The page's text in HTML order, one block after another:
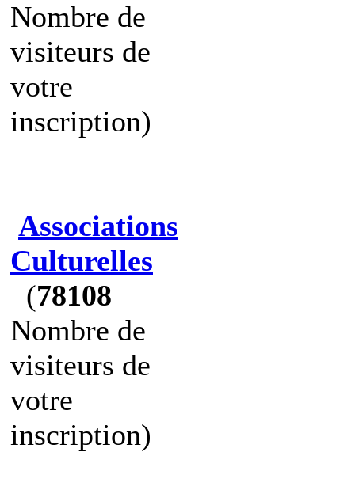
Nombre de
visiteurs de
votre
inscription)
Associations
Culturelles
(78108
Nombre de
visiteurs de
votre
inscription)